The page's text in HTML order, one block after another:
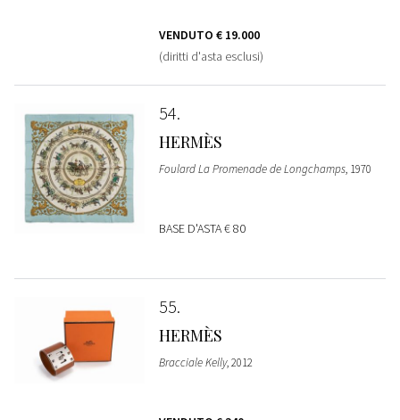
VENDUTO € 19.000
(diritti d'asta esclusi)
54
HERMÈS
Foulard La Promenade de Longchamps, 1970
BASE D'ASTA€ 80
55
HERMÈS
Bracciale Kelly, 2012